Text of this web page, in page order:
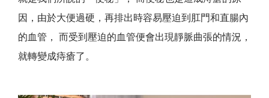
因，由於大便過硬，再排出時容易壓迫到肛門和直腸內
的血管， 而受到壓迫的血管便會出現靜脈曲張的情況，
就轉變成痔瘡了。